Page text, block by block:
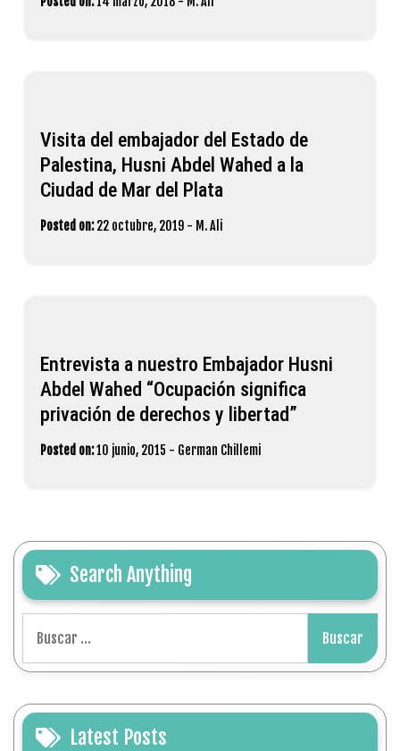
Visita del embajador del Estado de
Palestina, Husni Abdel Wahed a la
Ciudad de Mar del Plata
Posted on: 22 octubre, 2019 - M. Ali
Entrevista a nuestro Embajador Husni
Abdel Wahed “Ocupación significa
privación de derechos y libertad”
Posted on:10 junio, 2015 - German Chillemi
Search Anything
Latest Posts